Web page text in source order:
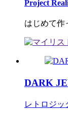
Project
はじめて作
DARK
レトロジ